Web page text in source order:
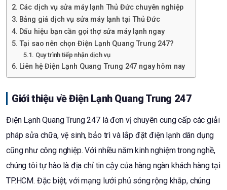
Các dịch vụ sửa máy lạnh Thủ Đức chuyên nghiệp
Bảng giá dịch vụ sửa máy lạnh tại Thủ Đức
Dấu hiệu bạn cần gọi thợ sửa máy lạnh ngay
Tại sao nên chọn Điện Lạnh Quang Trung 247?
Quy trình tiếp nhận dịch vụ
Liên hệ Điện Lạnh Quang Trung 247 ngay hôm nay
Giới thiệu về Điện Lạnh Quang Trung 247
Điện Lạnh Quang Trung 247 là đơn vị chuyên cung cấp các giải
pháp sửa chữa, vệ sinh, bảo trì và lắp đặt điện lạnh dân dụng
cũng như công nghiệp. Với nhiều năm kinh nghiệm trong nghề,
chúng tôi tự hào là địa chỉ tin cậy của hàng ngàn khách hàng tại
TP.HCM. Đặc biệt, với mạng lưới phủ sóng rộng khắp, chúng